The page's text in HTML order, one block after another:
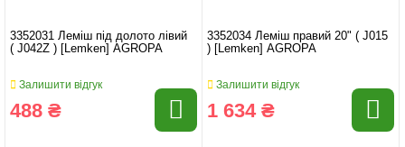
3352031 Леміш під долото лівий
( J042Z ) [Lemken] AGROPA
Залишити відгук
488 ₴
3352034 Леміш правий 20" ( J015
) [Lemken] AGROPA
Залишити відгук
1 634 ₴